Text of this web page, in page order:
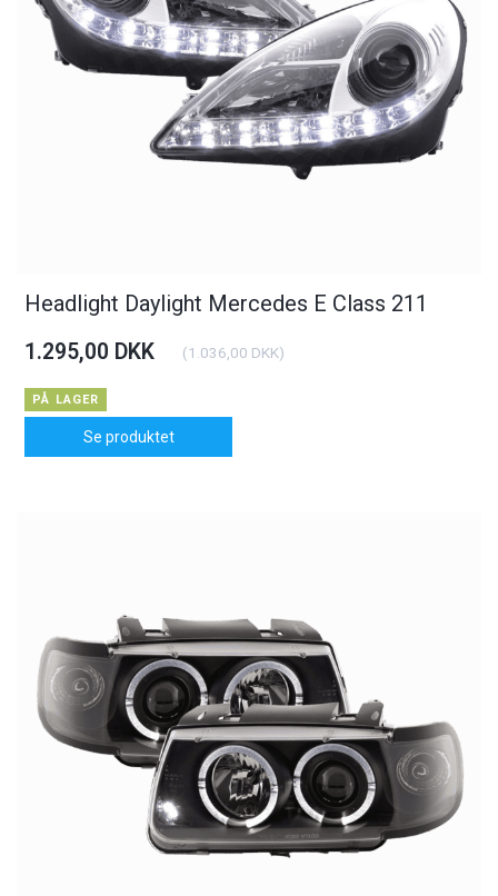
Headlight Daylight Mercedes E Class 211
1.295,00 DKK (1.036,00 DKK)
PÅ LAGER
Se produktet